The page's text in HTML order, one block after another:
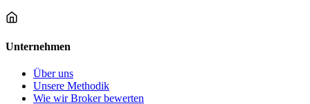
Unternehmen
Über uns
Unsere Methodik
Wie wir Broker bewerten